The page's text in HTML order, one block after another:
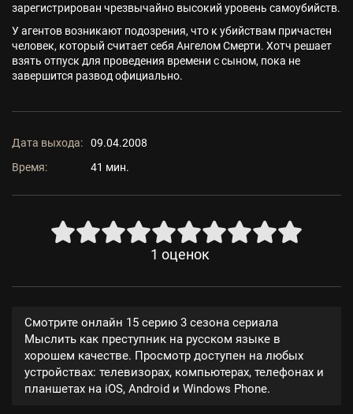
зарегистрирован чрезвычайно высокий уровень самоубийств.
У агентов возникают подозрения, что к убийствам причастен
человек, который считает себя Ангелом Смерти. Хотч решает
взять отпуск для проведения времени с сыном, пока не
завершится развод официально.
Дата выхода:
09.04.2008
Время:
41 мин.
1 оценок
Смотрите онлайн 15 серию 3 сезона сериала
Мыслить как преступник на русском языке в
хорошем качестве. Просмотр доступен на любых
устройствах: телевизорах, компьютерах, телефонах и
планшетах на iOS, Android и Windows Phone.